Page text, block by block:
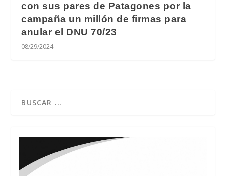
con sus pares de Patagones por la
campaña un millón de firmas para
anular el DNU 70/23
08/29/2024